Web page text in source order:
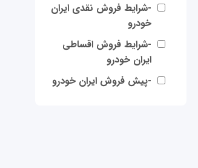
-شرایط فروش نقدی ایران
خودرو
-شرایط فروش اقساطی
ایران خودرو
-پیش فروش ایران خودرو